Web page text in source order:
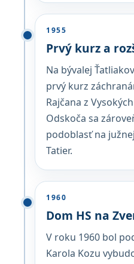
1955
Prvý kurz a
Na bývalej
prvý kurz
Rajčana z
Odskoča sa
podoblasť na
Tatier.
1960
Dom HS na
V roku 1960 bol
Karola Kozu